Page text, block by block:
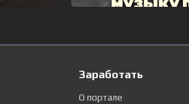
Заработать
О портале